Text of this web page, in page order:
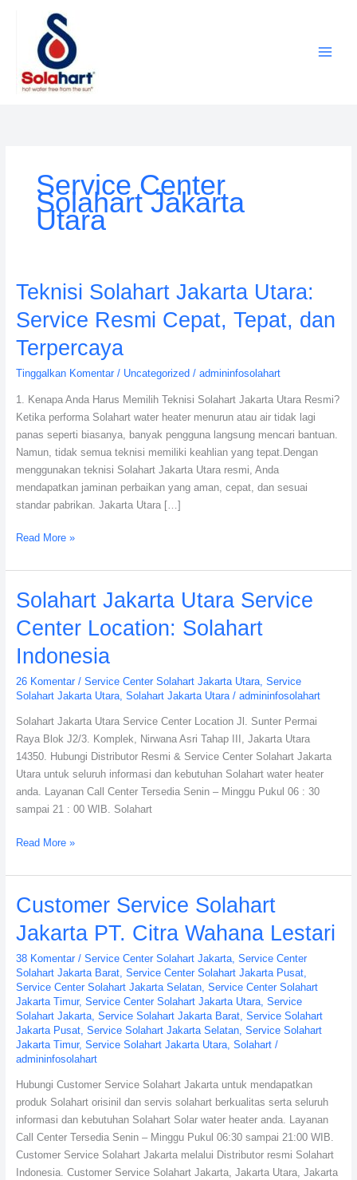
Service Center
Solahart Jakarta
Utara
Teknisi Solahart Jakarta Utara:
Service Resmi Cepat, Tepat, dan
Terpercaya
Tinggalkan Komentar / Uncategorized / admininfosolahart
1. Kenapa Anda Harus Memilih Teknisi Solahart Jakarta Utara Resmi?
Ketika performa Solahart water heater menurun atau air tidak lagi
panas seperti biasanya, banyak pengguna langsung mencari bantuan.
Namun, tidak semua teknisi memiliki keahlian yang tepat.Dengan
menggunakan teknisi Solahart Jakarta Utara resmi, Anda
mendapatkan jaminan perbaikan yang aman, cepat, dan sesuai
standar pabrikan. Jakarta Utara […]
Teknisi
Solahart
Jakarta
Utara:
Service
Resmi
Terpercaya
Read More »
Solahart Jakarta Utara Service
Center Location: Solahart
Indonesia
26 Komentar / Service Center Solahart Jakarta Utara, Service
Solahart Jakarta Utara, Solahart Jakarta Utara/ admininfosolahart
Solahart Jakarta Utara Service Center Location Jl. Sunter Permai
Raya Blok J2/3. Komplek, Nirwana Asri Tahap III, Jakarta Utara
14350. Hubungi Distributor Resmi & Service Center Solahart Jakarta
Utara untuk seluruh informasi dan kebutuhan Solahart water heater
anda. Layanan Call Center Tersedia Senin – Minggu Pukul 06 : 30
sampai 21 : 00 WIB. Solahart
Solahart
Jakarta
Utara
Service
Center
Location:
Solahart
Indonesia
Read More »
Customer Service Solahart
Jakarta PT. Citra Wahana Lestari
38 Komentar / Service Center Solahart Jakarta, Service Center
Solahart Jakarta Barat, Service Center Solahart Jakarta Pusat,
Service Center Solahart Jakarta Selatan, Service Center Solahart
Jakarta Timur, Service Center Solahart Jakarta Utara, Service
Solahart Jakarta, Service Solahart Jakarta Barat, Service Solahart
Jakarta Pusat, Service Solahart Jakarta Selatan, Service Solahart
Jakarta Timur, Service Solahart Jakarta Utara, Solahart/
admininfosolahart
Hubungi Customer Service Solahart Jakarta untuk mendapatkan
produk Solahart orisinil dan servis solahart berkualitas serta seluruh
informasi dan kebutuhan Solahart Solar water heater anda. Layanan
Call Center Tersedia Senin – Minggu Pukul 06:30 sampai 21:00 WIB.
Customer Service Solahart Jakarta melalui Distributor resmi Solahart
Indonesia. Customer Service Solahart Jakarta, Jakarta Utara, Jakarta
Customer
Service
Solahart
Jakarta
PT.
Citra
Wahana
Lestari